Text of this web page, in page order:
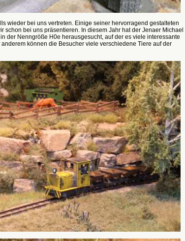
wieder bei uns vertreten. Einige seiner hervorragend gestalteten
schon bei uns präsentieren. In diesem Jahr hat der Jenaer Michael
der Nenngröße H0e herausgesucht, auf der es viele interessante
können die Besucher viele verschiedene Tiere auf der